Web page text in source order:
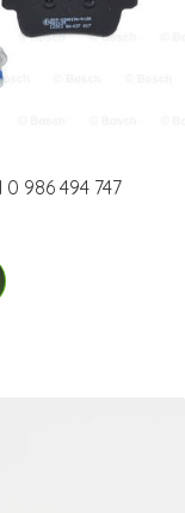
986 494 747